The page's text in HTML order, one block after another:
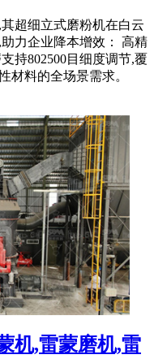
超细立式磨粉机在白云
力企业降本增效： 高精
持802500目细度调节,覆
材料的全场景需求。
机,雷蒙磨机,雷